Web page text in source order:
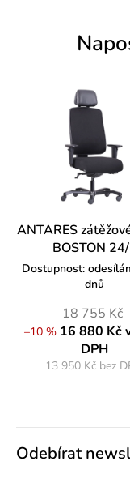
ANTARES
BOSTON
Dostupnost:
dnů
18 755 Kč
–10 % 16 880 Kč
DPH
13 950 Kč bez
Odebírat